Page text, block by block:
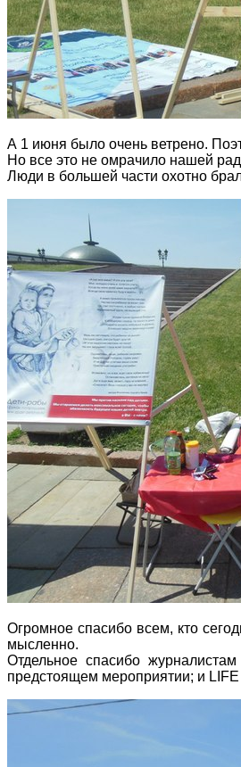
А 1 июня было очень ветрено.
Но все это не омрачило нашей
Люди в большей части охотно
Огромное спасибо всем, кто
мысленно.
Отдельное спасибо
предстоящем мероприятии; и